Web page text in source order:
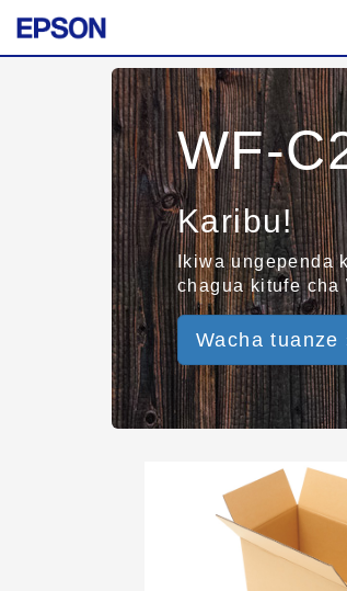
WF-
Karibu!
Ikiwa ungependa
chagua kitufe
Wacha tuanze